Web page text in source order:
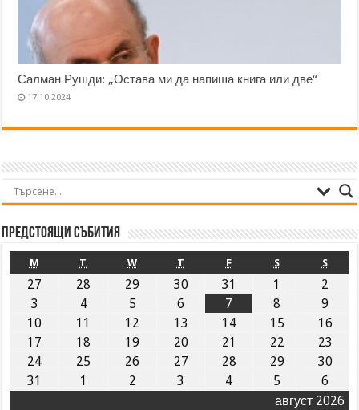
Салман Рушди: „Остава ми да напиша книга или две“
17.10.2024
Предстоящи събития
август 2026
M T W T F S S
27 28 29 30 31 1
2
3
4 5 6 7 8
9
10
11 12 13 14 15
16
17
18 19 20 21 22
23
24
25 26 27 28 29
30
31
1 2 3 4 5 6